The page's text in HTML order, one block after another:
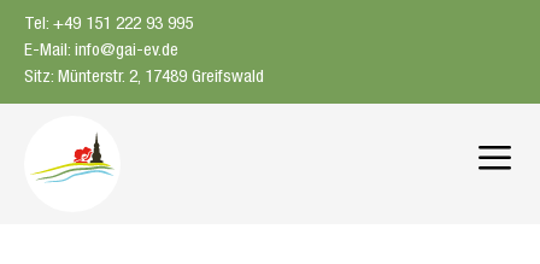
Tel: +49 151 222 93 995
E-Mail: info@gai-ev.de
Sitz: Münterstr. 2, 17489 Greifswald